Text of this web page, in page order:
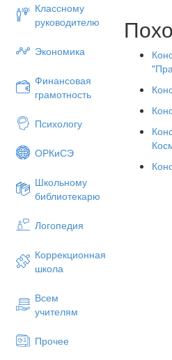
Классному
руководителю
Экономика
Финансовая
грамотность
Психологу
ОРКиСЭ
Школьному
библиотекарю
Логопедия
Коррекционная
школа
Всем
учителям
Прочее